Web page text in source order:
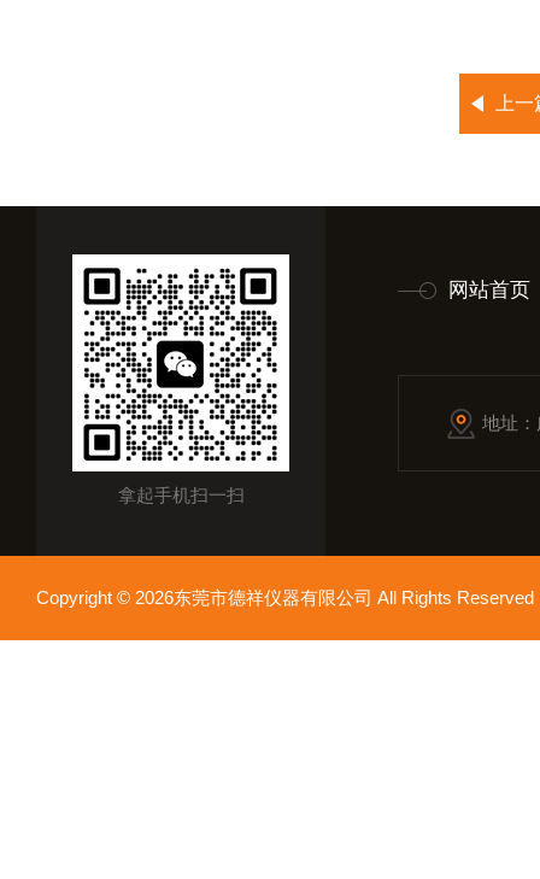
上
拿起手机扫一扫
网站首页
地址
Copyright © 2026东莞市德祥仪器有限公司 All Rights